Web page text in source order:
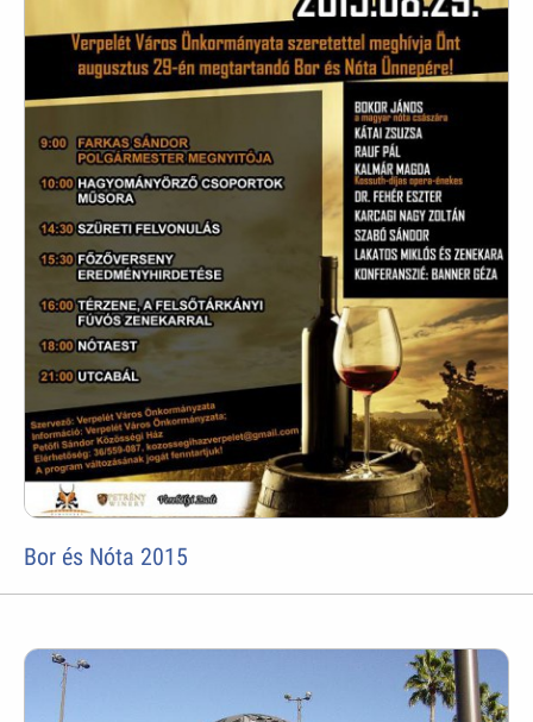
Bor és Nóta 2015